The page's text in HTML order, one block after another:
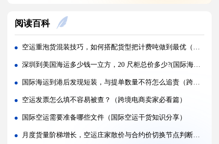
不同国家国际快递报价差距为什么这么大?(国际快递干货知识分享)
国际快递运费是怎么计算的，体积重怎么核算?(国际快递干货知识分享)
国际快递可以寄哪些国家，偏远地区能派送吗（国际快递干货知识分享）
什么是国际快递，和国际物流有什么区别（国际快递干货知识分享）
亚马逊 FBA 空运头程，选空派还是纯空运更合适?(国际空运干货知识分享)
实木包装走国际空运，一定要做熏蒸吗?(国际空运干货知识分享)
空运货物被扣，最快多久可以完成清关放行?(国际空运干货知识分享)
阅读百科
空运重泡货混装技巧，如何搭配货型把计费吨做到最优（国际空运干货知识分享）
深圳到美国海运多少钱一立方，20 尺柜总价多少?(国际海运干货知识分享)
国际海运到港后发现短装，与提单数量不符怎么追责（跨境电商卖家请注意）
空运发票怎么填不容易被查？（跨境电商卖家必看篇）
国际空运需要准备哪些文件（国际空运干货知识分享）
月度货量阶梯增长，空运庄家散价与合约价切换节点判断（国际空运干货知识分享）